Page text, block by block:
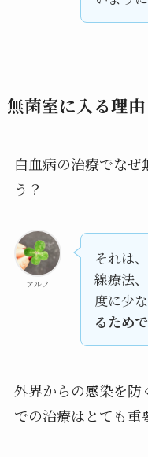
無菌室に入る理
白血病の治療でなぜ
う？
アルノ
それは
線療法
度に少
るためで
外界からの感染を
での治療はとても重